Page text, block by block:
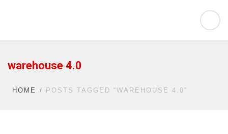
warehouse 4.0
HOME POSTS TAGGED “WAREHOUSE 4.0”